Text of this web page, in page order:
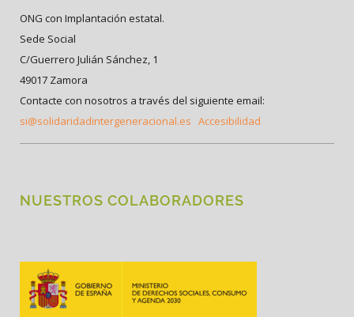
ONG con Implantación estatal.
Sede Social
C/Guerrero Julián Sánchez, 1
49017 Zamora
Contacte con nosotros a través del siguiente email:
si@solidaridadintergeneracional.es Accesibilidad
NUESTROS COLABORADORES